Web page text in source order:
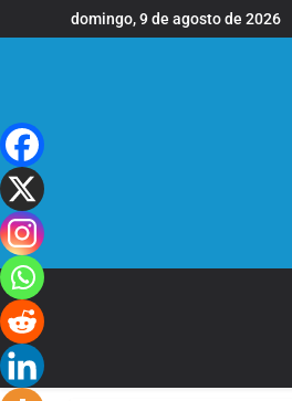
al
domingo, 9 de agosto de 2026